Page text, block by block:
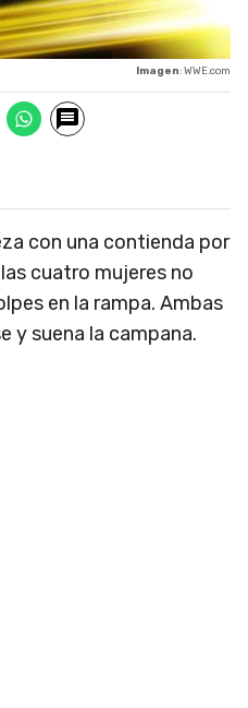
Imagen: WWE.com
con una contienda por
cuatro mujeres no
en la rampa. Ambas
y suena la campana.